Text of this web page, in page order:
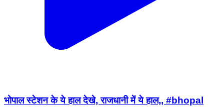
भोपाल स्टेशन के ये हाल देखे, राजधानी में ये हाल,, #bhopal